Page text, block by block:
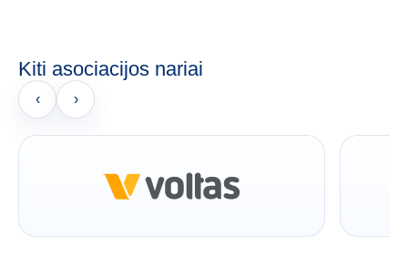
Kiti asociacijos nariai
‹ ›